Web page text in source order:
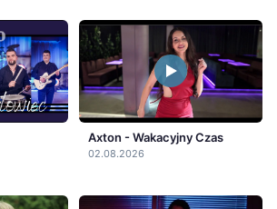
Axton - Wakacyjny Czas
02.08.2026